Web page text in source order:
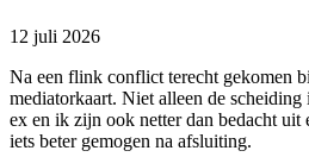
12 juli 2026
Na een flink conflict terecht gekomen
mediatorkaart. Niet alleen de scheiding
ex en ik zijn ook netter dan bedacht uit
iets beter gemogen na afsluiting.